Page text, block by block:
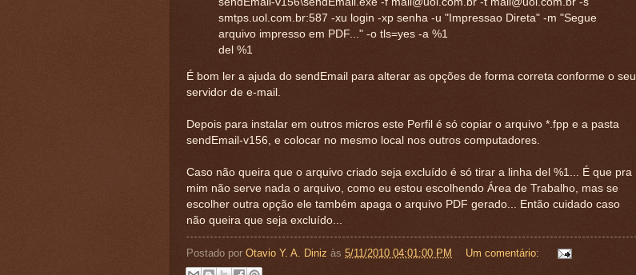
smtps.uol.com.br:587 -xu login -xp senha -u "Impressao Direta" -m "Segue
arquivo impresso em PDF..." -o tls=yes -a %1
del %1
É bom ler a ajuda do sendEmail para alterar as opções de forma correta conforme o seu
servidor de e-mail.
Depois para instalar em outros micros este Perfil é só copiar o arquivo *.fpp e a pasta
sendEmail-v156, e colocar no mesmo local nos outros computadores.
Caso não queira que o arquivo criado seja excluído é só tirar a linha del %1... É que pra
mim não serve nada o arquivo, como eu estou escolhendo Área de Trabalho, mas se
escolher outra opção ele também apaga o arquivo PDF gerado... Então cuidado caso
não queira que seja excluído...
Postado por Otavio Y. A. Diniz às 5/11/2010 04:01:00 PM Um comentário: